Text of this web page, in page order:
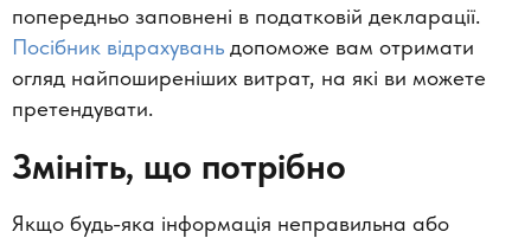
попередньо заповнені в податковій декларації.
Посібник відрахувань допоможе вам отримати
огляд найпоширеніших витрат, на які ви можете
претендувати.
Змініть, що потрібно
Якщо будь-яка інформація неправильна або